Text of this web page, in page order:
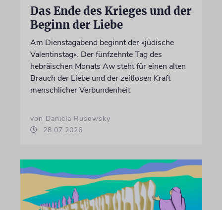
Das Ende des Krieges und der
Beginn der Liebe
Am Dienstagabend beginnt der »jüdische
Valentinstag«. Der fünfzehnte Tag des
hebräischen Monats Aw steht für einen alten
Brauch der Liebe und der zeitlosen Kraft
menschlicher Verbundenheit
von Daniela Rusowsky
28.07.2026